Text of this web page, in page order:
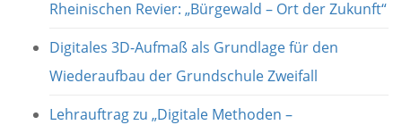
Rheinischen Revier: „Bürgewald – Ort der Zukunft“
Digitales 3D-Aufmaß als Grundlage für den
Wiederaufbau der Grundschule Zweifall
Lehrauftrag zu „Digitale Methoden –